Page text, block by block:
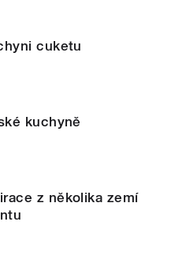
cuketu
kuchyně
z několika zemí